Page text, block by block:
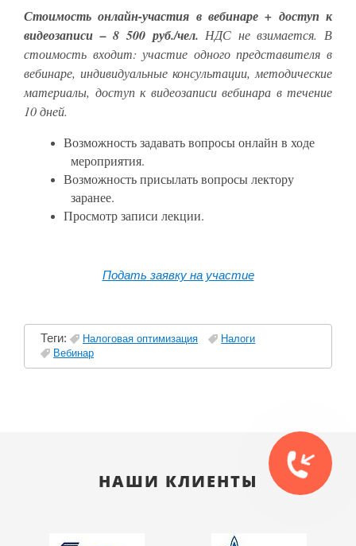
Стоимость онлайн-участия в вебинаре + доступ к
видеозаписи –8 500 руб./чел. НДС не взимается. В
стоимость входит: участие одного представителя в
вебинаре, индивидуальные консультации, методические
материалы, доступ к видеозаписи вебинара в течение
10 дней.
Возможность задавать вопросы онлайн в ходе
мероприятия.
Возможность присылать вопросы лектору
заранее.
Просмотр записи лекции.
Подать заявку на участие
Теги: Налоговая оптимизация
Налоги
Вебинар
НАШИ КЛИЕНТЫ